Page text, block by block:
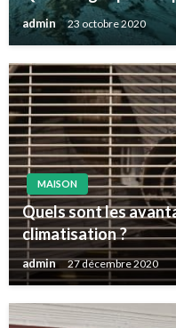
admin 23 octobre 2020
MAISON
Quels sont les
climatisation ?
admin 27 décembre 2020